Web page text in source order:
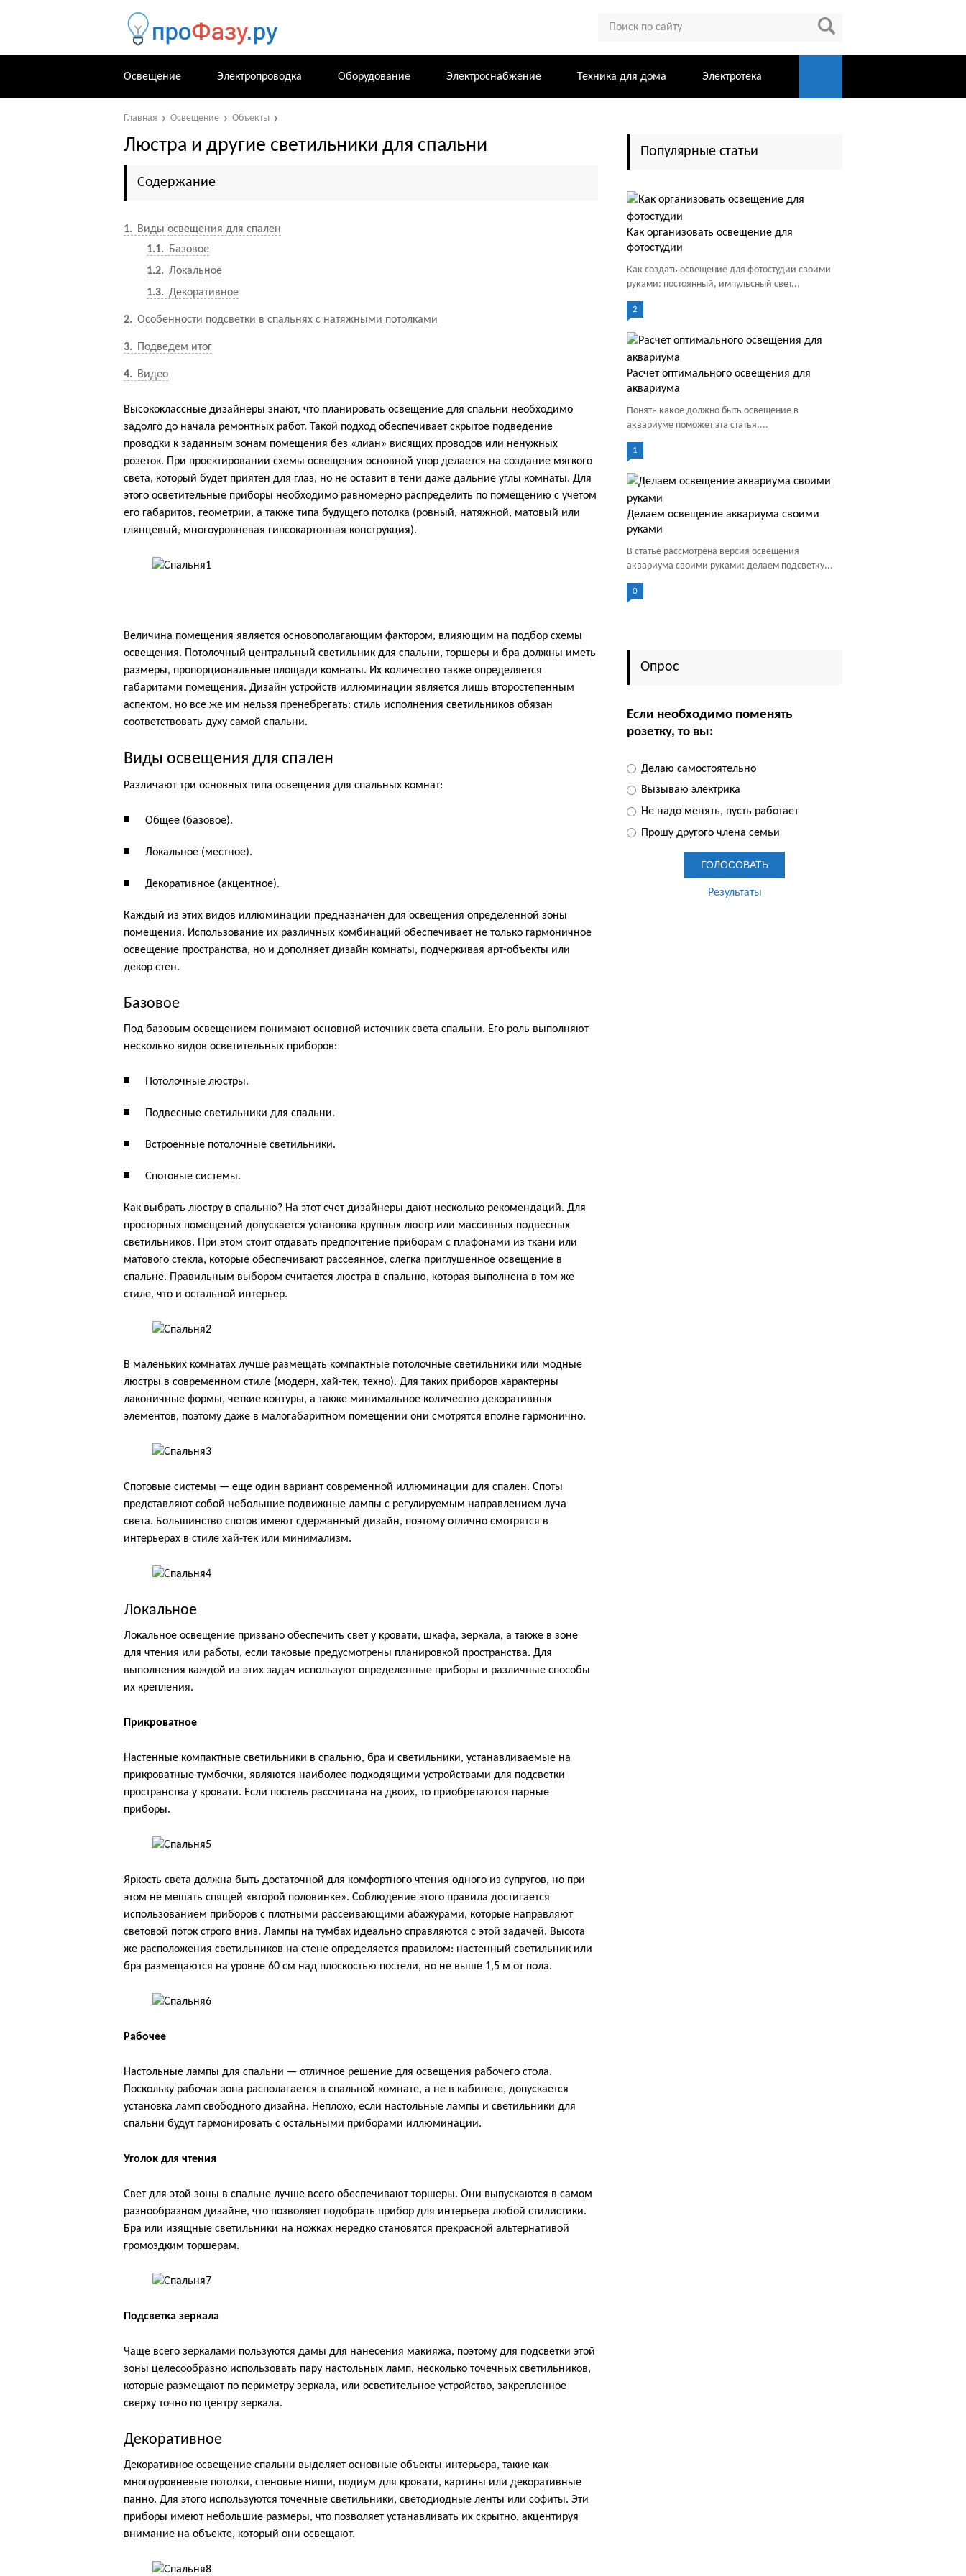
Освещение Электропроводка Оборудование Электроснабжение Техника для дома Электротека
Главная Освещение Объекты
Люстра и другие светильники для спальни
Содержание
1
Виды освещения для спален
1.1
Базовое
1.2
Локальное
1.3
Декоративное
2 Особенности подсветки в спальнях с натяжными потолками
3 Подведем итог
4 Видео
Высококлассные дизайнеры знают, что планировать освещение для спальни необходимо
задолго до начала ремонтных работ. Такой подход обеспечивает скрытое подведение
проводки к заданным зонам помещения без «лиан» висящих проводов или ненужных
розеток. При проектировании схемы освещения основной упор делается на создание мягкого
света, который будет приятен для глаз, но не оставит в тени даже дальние углы комнаты. Для
этого осветительные приборы необходимо равномерно распределить по помещению с учетом
его габаритов, геометрии, а также типа будущего потолка (ровный, натяжной, матовый или
глянцевый, многоуровневая гипсокартонная конструкция).
Величина помещения является основополагающим фактором, влияющим на подбор схемы
освещения. Потолочный центральный светильник для спальни, торшеры и бра должны иметь
размеры, пропорциональные площади комнаты. Их количество также определяется
габаритами помещения. Дизайн устройств иллюминации является лишь второстепенным
аспектом, но все же им нельзя пренебрегать: стиль исполнения светильников обязан
соответствовать духу самой спальни.
Виды освещения для спален
Различают три основных типа освещения для спальных комнат:
Общее (базовое).
Локальное (местное).
Декоративное (акцентное).
Каждый из этих видов иллюминации предназначен для освещения определенной зоны
помещения. Использование их различных комбинаций обеспечивает не только гармоничное
освещение пространства, но и дополняет дизайн комнаты, подчеркивая арт-объекты или
декор стен.
Базовое
Под базовым освещением понимают основной источник света спальни. Его роль выполняют
несколько видов осветительных приборов:
Потолочные люстры.
Подвесные светильники для спальни.
Встроенные потолочные светильники.
Спотовые системы.
Как выбрать люстру в спальню? На этот счет дизайнеры дают несколько рекомендаций. Для
просторных помещений допускается установка крупных люстр или массивных подвесных
светильников. При этом стоит отдавать предпочтение приборам с плафонами из ткани или
матового стекла, которые обеспечивают рассеянное, слегка приглушенное освещение в
спальне. Правильным выбором считается люстра в спальню, которая выполнена в том же
стиле, что и остальной интерьер.
В маленьких комнатах лучше размещать компактные потолочные светильники или модные
люстры в современном стиле (модерн, хай-тек, техно). Для таких приборов характерны
лаконичные формы, четкие контуры, а также минимальное количество декоративных
элементов, поэтому даже в малогабаритном помещении они смотрятся вполне гармонично.
Спотовые системы — еще один вариант современной иллюминации для спален. Споты
представляют собой небольшие подвижные лампы с регулируемым направлением луча
света. Большинство спотов имеют сдержанный дизайн, поэтому отлично смотрятся в
интерьерах в стиле хай-тек или минимализм.
Локальное
Локальное освещение призвано обеспечить свет у кровати, шкафа, зеркала, а также в зоне
для чтения или работы, если таковые предусмотрены планировкой пространства. Для
выполнения каждой из этих задач используют определенные приборы и различные способы
их крепления.
Прикроватное
Настенные компактные светильники в спальню, бра и светильники, устанавливаемые на
прикроватные тумбочки, являются наиболее подходящими устройствами для подсветки
пространства у кровати. Если постель рассчитана на двоих, то приобретаются парные
приборы.
Яркость света должна быть достаточной для комфортного чтения одного из супругов, но при
этом не мешать спящей «второй половинке». Соблюдение этого правила достигается
использованием приборов с плотными рассеивающими абажурами, которые направляют
световой поток строго вниз. Лампы на тумбах идеально справляются с этой задачей. Высота
же расположения светильников на стене определяется правилом: настенный светильник или
бра размещаются на уровне 60 см над плоскостью постели, но не выше 1,5 м от пола.
Рабочее
Настольные лампы для спальни — отличное решение для освещения рабочего стола.
Поскольку рабочая зона располагается в спальной комнате, а не в кабинете, допускается
установка ламп свободного дизайна. Неплохо, если настольные лампы и светильники для
спальни будут гармонировать с остальными приборами иллюминации.
Уголок для чтения
Свет для этой зоны в спальне лучше всего обеспечивают торшеры. Они выпускаются в самом
разнообразном дизайне, что позволяет подобрать прибор для интерьера любой стилистики.
Бра или изящные светильники на ножках нередко становятся прекрасной альтернативой
громоздким торшерам.
Подсветка зеркала
Чаще всего зеркалами пользуются дамы для нанесения макияжа, поэтому для подсветки этой
зоны целесообразно использовать пару настольных ламп, несколько точечных светильников,
которые размещают по периметру зеркала, или осветительное устройство, закрепленное
сверху точно по центру зеркала.
Декоративное
Декоративное освещение спальни выделяет основные объекты интерьера, такие как
многоуровневые потолки, стеновые ниши, подиум для кровати, картины или декоративные
панно. Для этого используются точечные светильники, светодиодные ленты или софиты. Эти
приборы имеют небольшие размеры, что позволяет устанавливать их скрытно, акцентируя
внимание на объекте, который они освещают.
Популярные статьи
Как организовать освещение для
фотостудии
Как создать освещение для фотостудии своими
руками: постоянный, импульсный свет...
2
Расчет оптимального освещения для
аквариума
Понять какое должно быть освещение в
аквариуме поможет эта статья....
1
Делаем освещение аквариума своими
руками
В статье рассмотрена версия освещения
аквариума своими руками: делаем подсветку...
0
Опрос
Если необходимо поменять
розетку, то вы:
Делаю самостоятельно
Вызываю электрика
Не надо менять, пусть работает
Прошу другого члена семьи
Результаты